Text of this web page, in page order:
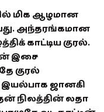
மிக ஆழமான
அந்தரங்கமான
காட்டிய குரல்.
இசை
குரல்
ஜானகி
நிலத்தின் லதா